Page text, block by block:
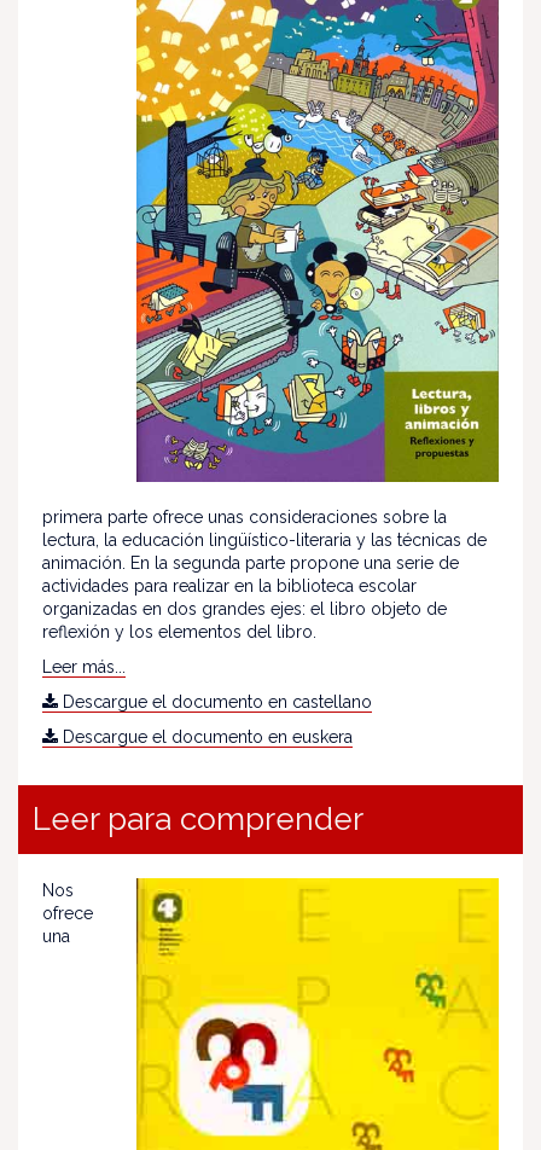
primera parte ofrece unas consideraciones sobre la
lectura, la educación lingüístico-literaria y las técnicas de
animación. En la segunda parte propone una serie de
actividades para realizar en la biblioteca escolar
organizadas en dos grandes ejes: el libro objeto de
reflexión y los elementos del libro.
Leer más...
Descargue el documento en castellano
Descargue el documento en euskera
Leer para comprender
Nos
ofrece
una